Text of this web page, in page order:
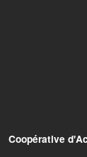
Coopérative